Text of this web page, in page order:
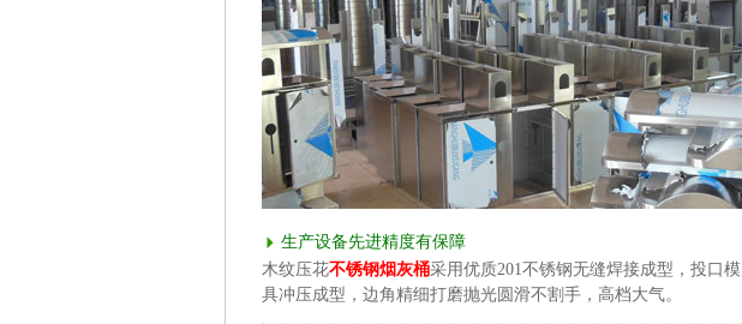
生产设备先进精度有保障
木纹压花不锈钢烟灰桶采用优质201不锈钢无缝焊接成型，投口模
具冲压成型，边角精细打磨抛光圆滑不割手，高档大气。